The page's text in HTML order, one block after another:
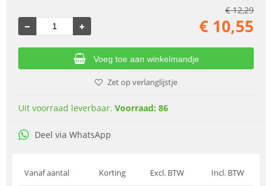
€12,29
€ 10,55
Voeg toe aan winkelmandje
Zet op verlanglijstje
Uit voorraad leverbaar. Voorraad: 86
Deel via WhatsApp
Vanaf aantal Korting Excl. BTW Incl. BTW